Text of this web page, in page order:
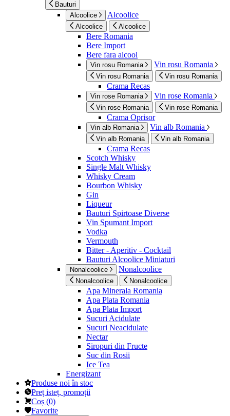
Bauturi
Alcoolice
Alcoolice
Alcoolice Alcoolice
Bere Romania
Bere Import
Bere fara alcool
Vin rosu Romania Vin rosu Romania
Vin rosu Romania Vin rosu Romania
Crama Recas
Vin rose Romania Vin rose Romania
Vin rose Romania Vin rose Romania
Crama Oprisor
Vin alb Romania Vin alb Romania
Vin alb Romania Vin alb Romania
Crama Recas
Scotch Whisky
Single Malt Whisky
Whisky Cream
Bourbon Whisky
Gin
Liqueur
Bauturi Spirtoase Diverse
Vin Spumant Import
Vodka
Vermouth
Bitter - Aperitiv - Cocktail
Bauturi Alcoolice Miniaturi
Nonalcoolice Nonalcoolice
Nonalcoolice Nonalcoolice
Apa Minerala Romania
Apa Plata Romania
Apa Plata Import
Sucuri Acidulate
Sucuri Neacidulate
Nectar
Siropuri din Fructe
Suc din Rosii
Ice Tea
Energizant
Produse noi în stoc
Preț isteț, promoții
Coș (0)
Favorite